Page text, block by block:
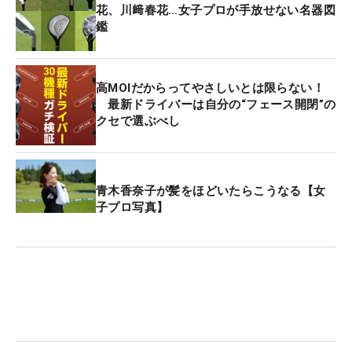
花、川﨑春花…女子プロが手放せない名器図
鑑
高MOIだからってやさしいとは限らない！
最新ドライバーは自分の“フェース開閉”の
クセで選ぶべし
青木香奈子が髪をほどいたらこうなる【女
子プロ写真】